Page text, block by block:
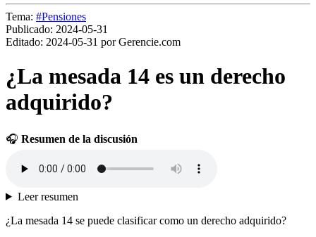
Tema: #Pensiones
Publicado: 2024-05-31
Editado: 2024-05-31 por Gerencie.com
¿La mesada 14 es un derecho
adquirido?
🎧 Resumen de la discusión
Leer resumen
¿La mesada 14 se puede clasificar como un derecho adquirido?